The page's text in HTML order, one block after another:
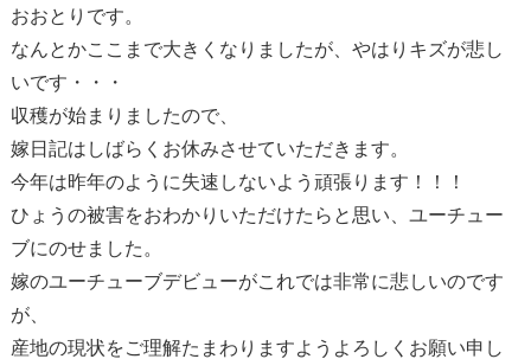
おおとりです。
なんとかここまで大きくなりましたが、やはりキズが悲し
いです・・・
収穫が始まりましたので、
嫁日記はしばらくお休みさせていただきます。
今年は昨年のように失速しないよう頑張ります！！！
ひょうの被害をおわかりいただけたらと思い、ユーチュー
ブにのせました。
嫁のユーチューブデビューがこれでは非常に悲しいのです
が、
産地の現状をご理解たまわりますようよろしくお願い申し